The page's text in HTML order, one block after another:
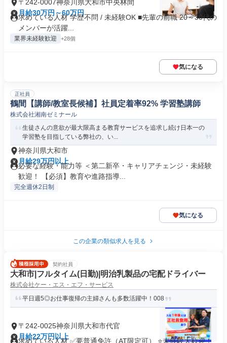
〒242-0007神奈川県大和市中央林間
月給30万円～60万円
求めている人材 学歴不問 / 未経験OK ■先輩の前職 20～30代の
メンバーが活躍...
業界未経験歓迎 +28個
気になる
正社員
鶴間【講師/教室長候補】社員定着率92% 学習塾講師
株式会社湘南ゼミナール
生徒さんの意欲が最大限高まる教育サービスを追求し続け日本一の
学習塾を目指している弊社の、い...
神奈川県大和市
月給29万円以上
必要な経験・能力等 ＜第二新卒・キャリアチェンジ・未経験
歓迎！ 【必須】教育や進路指導...
完全週休2日制
気になる
この企業の類似求人を見る
契約社員
大和市|フルタイム(日勤)|明治乳製品の宅配ドライバー
株式会社ケー・エス・エフ・サービス
平日週5◎お仕事復帰の主婦さんも多数活躍中！008
〒242-0025神奈川県大和市代官
月給22万円以上
求めている人材 ✅要普通免許（AT限定可） ⭐未経験大歓迎！